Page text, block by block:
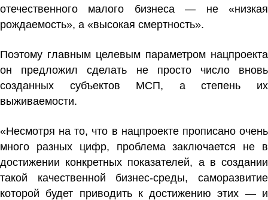
отечественного малого бизнеса — не «низкая
рождаемость», а «высокая смертность».
Поэтому главным целевым параметром нацпроекта
он предложил сделать не просто число вновь
созданных субъектов МСП, а степень их
выживаемости.
«Несмотря на то, что в нацпроекте прописано очень
много разных цифр, проблема заключается не в
достижении конкретных показателей, а в создании
такой качественной бизнес-среды, саморазвитие
которой будет приводить к достижению этих — и